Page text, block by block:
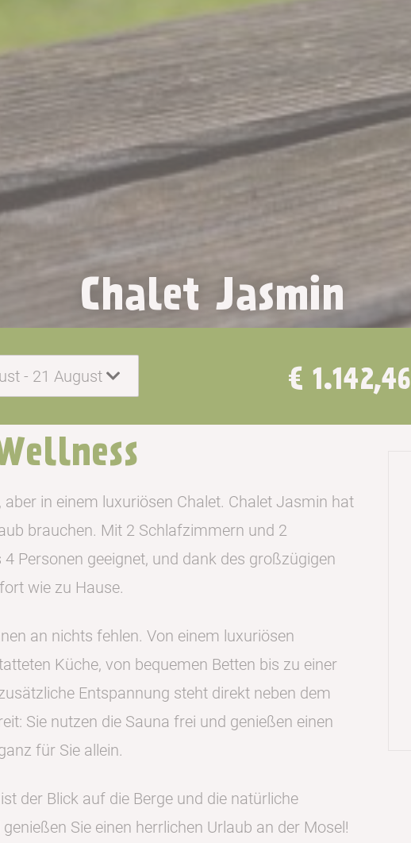
Chalet Jasmin
- 21 August € 1.142,46
aber in einem luxuriösen Chalet. Chalet Jasmin hat
brauchen. Mit 2 Schlafzimmern und 2
Personen geeignet, und dank des großzügigen
wie zu Hause.
an nichts fehlen. Von einem luxuriösen
Küche, von bequemen Betten bis zu einer
Entspannung steht direkt neben dem
Sie nutzen die Sauna frei und genießen einen
für Sie allein.
der Blick auf die Berge und die natürliche
Sie einen herrlichen Urlaub an der Mosel!